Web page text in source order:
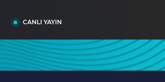
CANLI YAYIN